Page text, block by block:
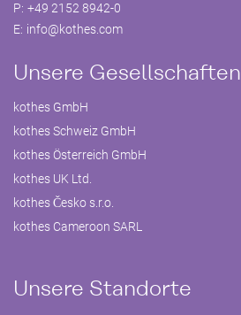
P: +49 2152 8942-0
E: info@kothes.com
Unsere Gesellschaften
kothes GmbH
kothes Schweiz GmbH
kothes Österreich GmbH
kothes UK Ltd.
kothes Česko s.r.o.
kothes Cameroon SARL
Unsere Standorte